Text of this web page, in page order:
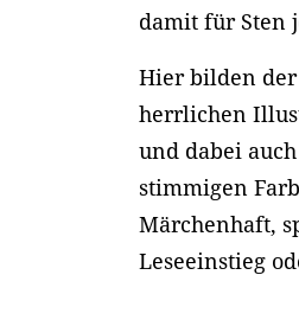
damit für Sten
Hier bilden der
herrlichen
und dabei
stimmigen
Märchenhaft,
Leseeinstieg